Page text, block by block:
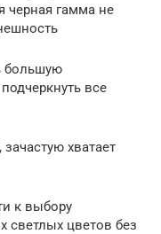
черная гамма не
большую
все
хватает
к выбору
светлых цветов без